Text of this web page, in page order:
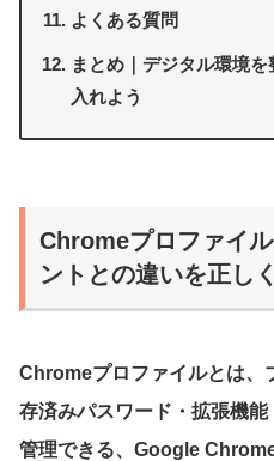
よくある質問
まとめ｜デジタル環境
入れよう
Chromeプロファイ
ントとの違いを正し
Chromeプロファイルとは、
存済みパスワード・拡張機
管理できる、Google